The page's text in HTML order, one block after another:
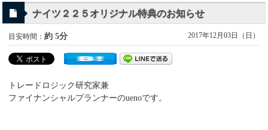
ナイツ２２５オリジナル特典のお知らせ
目安時間：約 5分 2017年12月03日（日）
トレードロジック研究家兼
ファイナンシャルプランナーのuenoです。